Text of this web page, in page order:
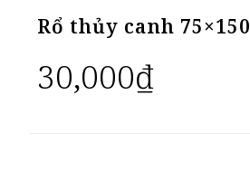
Rổ thủy canh 75×150
30,000₫